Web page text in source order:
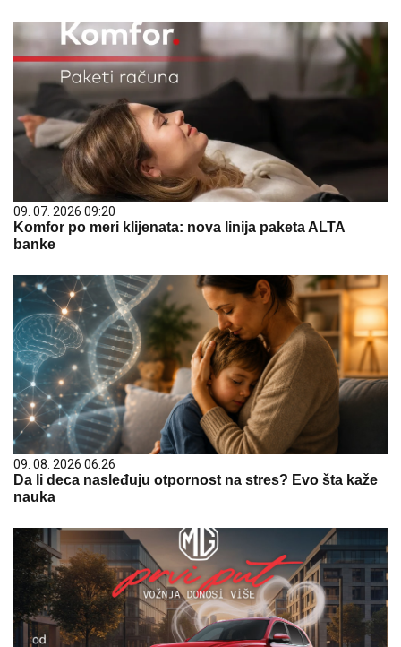
09. 07. 2026 09:20
Komfor po meri klijenata: nova linija paketa ALTA
banke
09. 08. 2026 06:26
Da li deca nasleđuju otpornost na stres? Evo šta kaže
nauka